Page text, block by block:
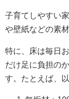
子育てしやすい
や壁紙などの素
特に、床は毎日
だけ足に負担の
す。たとえば、